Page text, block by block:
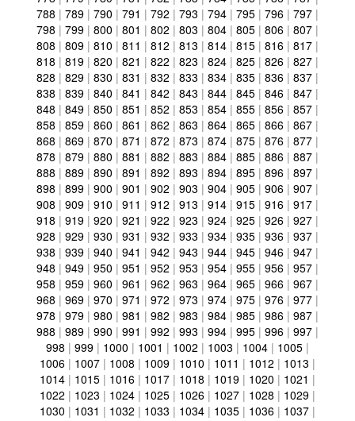
788 | 789 | 790 | 791 | 792 | 793 | 794 | 795 | 796 | 797 |
798 | 799 | 800 | 801 | 802 | 803 | 804 | 805 | 806 | 807 |
808 | 809 | 810 | 811 | 812 | 813 | 814 | 815 | 816 | 817 |
818 | 819 | 820 | 821 | 822 | 823 | 824 | 825 | 826 | 827 |
828 | 829 | 830 | 831 | 832 | 833 | 834 | 835 | 836 | 837 |
838 | 839 | 840 | 841 | 842 | 843 | 844 | 845 | 846 | 847 |
848 | 849 | 850 | 851 | 852 | 853 | 854 | 855 | 856 | 857 |
858 | 859 | 860 | 861 | 862 | 863 | 864 | 865 | 866 | 867 |
868 | 869 | 870 | 871 | 872 | 873 | 874 | 875 | 876 | 877 |
878 | 879 | 880 | 881 | 882 | 883 | 884 | 885 | 886 | 887 |
888 | 889 | 890 | 891 | 892 | 893 | 894 | 895 | 896 | 897 |
898 | 899 | 900 | 901 | 902 | 903 | 904 | 905 | 906 | 907 |
908 | 909 | 910 | 911 | 912 | 913 | 914 | 915 | 916 | 917 |
918 | 919 | 920 | 921 | 922 | 923 | 924 | 925 | 926 | 927 |
928 | 929 | 930 | 931 | 932 | 933 | 934 | 935 | 936 | 937 |
938 | 939 | 940 | 941 | 942 | 943 | 944 | 945 | 946 | 947 |
948 | 949 | 950 | 951 | 952 | 953 | 954 | 955 | 956 | 957 |
958 | 959 | 960 | 961 | 962 | 963 | 964 | 965 | 966 | 967 |
968 | 969 | 970 | 971 | 972 | 973 | 974 | 975 | 976 | 977 |
978 | 979 | 980 | 981 | 982 | 983 | 984 | 985 | 986 | 987 |
988 | 989 | 990 | 991 | 992 | 993 | 994 | 995 | 996 | 997 |
998 | 999 | 1000 | 1001 | 1002 | 1003 | 1004 | 1005 |
1006 | 1007 | 1008 | 1009 | 1010 | 1011 | 1012 | 1013 |
1014 | 1015 | 1016 | 1017 | 1018 | 1019 | 1020 | 1021 |
1022 | 1023 | 1024 | 1025 | 1026 | 1027 | 1028 | 1029 |
1030 | 1031 | 1032 | 1033 | 1034 | 1035 | 1036 | 1037 |